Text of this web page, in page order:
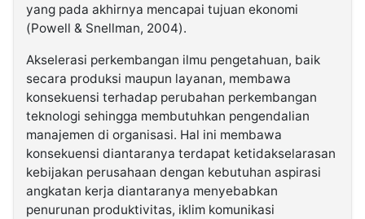
yang pada akhirnya mencapai tujuan ekonomi
(Powell & Snellman, 2004).
Akselerasi perkembangan ilmu pengetahuan, baik
secara produksi maupun layanan, membawa
konsekuensi terhadap perubahan perkembangan
teknologi sehingga membutuhkan pengendalian
manajemen di organisasi. Hal ini membawa
konsekuensi diantaranya terdapat ketidakselarasan
kebijakan perusahaan dengan kebutuhan aspirasi
angkatan kerja diantaranya menyebabkan
penurunan produktivitas, iklim komunikasi